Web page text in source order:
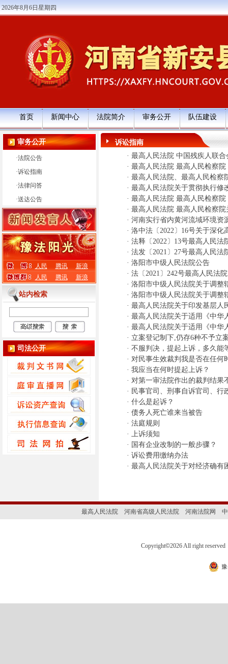
2026年8月6日星期四
首页 新闻中心 法院简介 审务公开 队伍建设
审务公开
·法院公告
·诉讼指南
·法律问答
·送达公告
人民 腾讯
新浪
人民
腾讯 新浪
站内检索
司法公开
诉讼指南
· 最高人民法院 中国残疾人联
· 最高人民法院 最高人民检察
· 最高人民法院、最高人民检察
· 最高人民法院关于贯彻执行修
· 最高人民法院 最高人民检察
· 最高人民法院 最高人民检察
· 河南实行省内黄河流域环境资
· 洛中法〔2022〕16号关于深
· 法释〔2022〕13号最高人民
· 法发〔2021〕27号最高人民
· 洛阳市中级人民法院公告
· 法〔2021〕242号最高人民法
· 洛阳市中级人民法院关于调整
· 洛阳市中级人民法院关于调整
· 最高人民法院关于印发基层人
· 最高人民法院关于适用《中华
· 最高人民法院关于适用《中华
· 立案登记制下,仍存6种不予立
· 不服判决，提起上诉，多久能
· 对民事生效裁判我是否在任何
· 我应当在何时提起上诉？
· 对第一审法院作出的裁判结果
· 民事官司、刑事自诉官司、行
· 什么是起诉？
· 债务人死亡谁来当被告
· 法庭规则
· 上诉须知
· 国有企业改制的一般步骤？
· 诉讼费用缴纳办法
· 最高人民法院关于对经济确有
最高人民法院 河南省高级人民法院 河南法院网
Copyright©2026 All right